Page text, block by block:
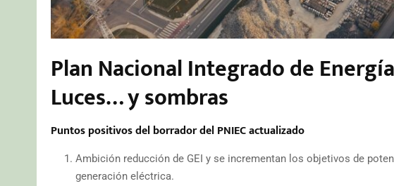
Plan Nacional Integrado de
Luces… y sombras
Puntos positivos del borrador del PNIEC actualizado
Ambición reducción de GEI y se incrementan los objetivos de
generación eléctrica.